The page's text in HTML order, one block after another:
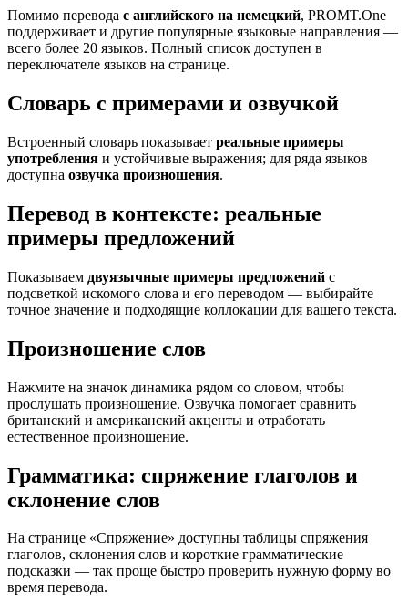
Помимо перевода с английского на немецкий, PROMT.One
поддерживает и другие популярные языковые направления —
всего более 20 языков. Полный список доступен в
переключателе языков на странице.
Словарь с примерами и озвучкой
Встроенный словарь показывает реальные примеры
употребления и устойчивые выражения; для ряда языков
доступна озвучка произношения.
Перевод в контексте: реальные
примеры предложений
Показываем двуязычные примеры предложений с
подсветкой искомого слова и его переводом — выбирайте
точное значение и подходящие коллокации для вашего текста.
Произношение слов
Нажмите на значок динамика рядом со словом, чтобы
прослушать произношение. Озвучка помогает сравнить
британский и американский акценты и отработать
естественное произношение.
Грамматика: спряжение глаголов и
склонение слов
На странице «Спряжение» доступны таблицы спряжения
глаголов, склонения слов и короткие грамматические
подсказки — так проще быстро проверить нужную форму во
время перевода.